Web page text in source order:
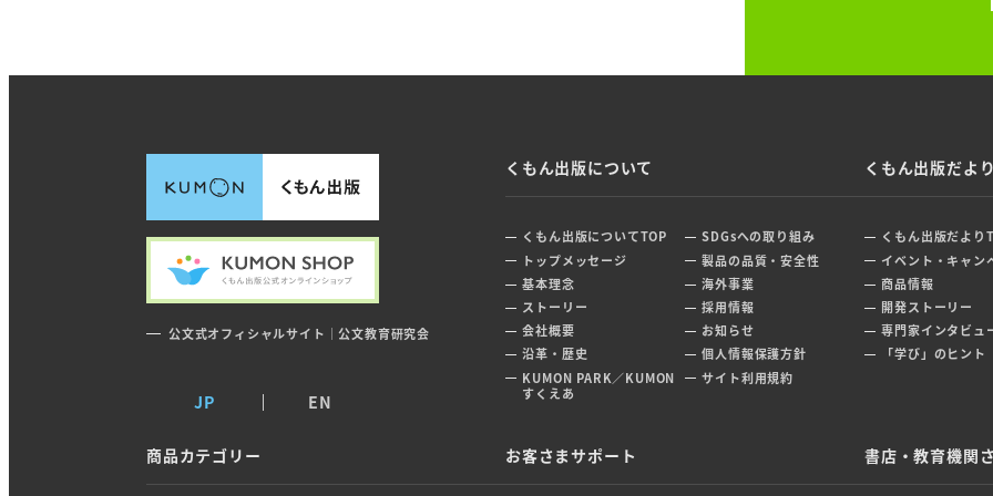
公文式オフィシャルサイト｜公文教育研究会
JP EN
くもん出版について
くもん出版についてTOP
トップメッセージ
基本理念
ストーリー
会社概要
沿革・歴史
KUMON PARK／KUMON
すくえあ
SDGsへの取り組み
製品の品質・安全性
海外事業
採用情報
お知らせ
個人情報保護方針
サイト利用規約
くもん出版だより
くもん出版だより
イベント・キャン
商品情報
開発ストーリー
専門家インタビュ
「学び」のヒント
商品カテゴリー お客さまサポート 書店・教育機関